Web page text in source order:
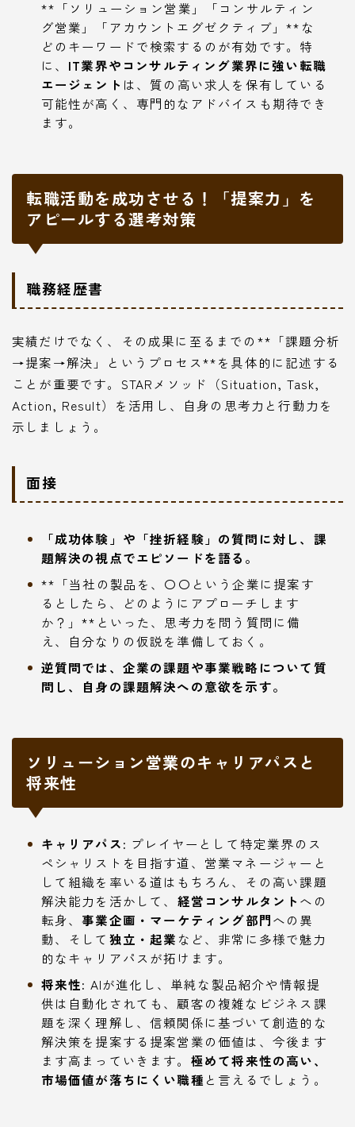
**「ソリューション営業」「コンサルティン
グ営業」「アカウントエグゼクティブ」**な
どのキーワードで検索するのが有効です。特
に、 IT業界やコンサルティング業界に強い転職
エージェント は、質の高い求人を保有している
可能性が高く、専門的なアドバイスも期待でき
ます。
転職活動を成功させる！「提案力」を
アピールする選考対策
職務経歴書
実績だけでなく、その成果に至るまでの**「課題分析
→提案→解決」というプロセス**を具体的に記述する
ことが重要です。STARメソッド（Situation, Task,
Action, Result）を活用し、自身の思考力と行動力を
示しましょう。
面接
「成功体験」や「挫折経験」の質問に対し、課
題解決の視点でエピソードを語る。
**「当社の製品を、〇〇という企業に提案す
るとしたら、どのようにアプローチします
か？」**といった、思考力を問う質問に備
え、自分なりの仮説を準備しておく。
逆質問では、企業の課題や事業戦略について質
問し、自身の課題解決への意欲を示す。
ソリューション営業のキャリアパスと
将来性
キャリアパス: プレイヤーとして特定業界のス
ペシャリストを目指す道、営業マネージャーと
して組織を率いる道はもちろん、その高い課題
解決能力を活かして、 経営コンサルタント への
転身、事業企画・マーケティング部門への異
動、そして 独立・起業 など、非常に多様で魅力
的なキャリアパスが拓けます。
将来性: AIが進化し、単純な製品紹介や情報提
供は自動化されても、顧客の複雑なビジネス課
題を深く理解し、信頼関係に基づいて創造的な
解決策を提案する提案営業の価値は、今後ます
ます高まっていきます。 極めて将来性の高い、
市場価値が落ちにくい職種 と言えるでしょう。